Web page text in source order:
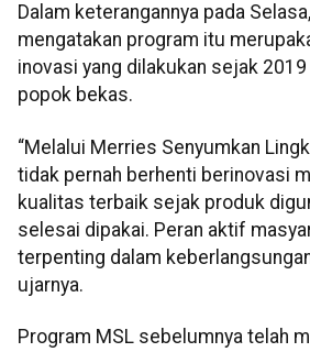
Dalam keterangannya pada
mengatakan program itu
inovasi yang dilakukan sejak
popok bekas.
“Melalui Merries Senyumkan
tidak pernah berhenti berinovasi
kualitas terbaik sejak produk
selesai dipakai. Peran aktif
terpenting dalam
ujarnya.
Program MSL sebelumnya telah